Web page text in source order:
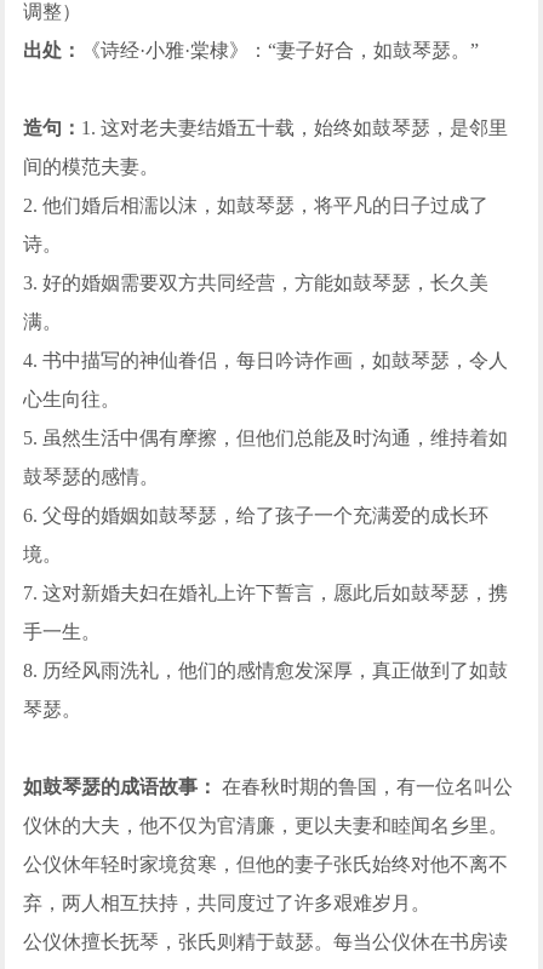
调整）
出处：
《诗经·小雅·棠棣》：“妻子好合，如鼓琴瑟。”
造句： 1. 这对老夫妻结婚五十载，始终如鼓琴瑟，是邻里
间的模范夫妻。
2. 他们婚后相濡以沫，如鼓琴瑟，将平凡的日子过成了
诗。
3. 好的婚姻需要双方共同经营，方能如鼓琴瑟，长久美
满。
4. 书中描写的神仙眷侣，每日吟诗作画，如鼓琴瑟，令人
心生向往。
5. 虽然生活中偶有摩擦，但他们总能及时沟通，维持着如
鼓琴瑟的感情。
6. 父母的婚姻如鼓琴瑟，给了孩子一个充满爱的成长环
境。
7. 这对新婚夫妇在婚礼上许下誓言，愿此后如鼓琴瑟，携
手一生。
8. 历经风雨洗礼，他们的感情愈发深厚，真正做到了如鼓
琴瑟。
如鼓琴瑟的成语故事： 在春秋时期的鲁国，有一位名叫公
仪休的大夫，他不仅为官清廉，更以夫妻和睦闻名乡里。
公仪休年轻时家境贫寒，但他的妻子张氏始终对他不离不
弃，两人相互扶持，共同度过了许多艰难岁月。
公仪休擅长抚琴，张氏则精于鼓瑟。每当公仪休在书房读